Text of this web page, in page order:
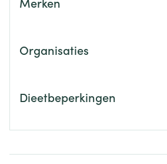
Organisaties
Dieetbeperkingen